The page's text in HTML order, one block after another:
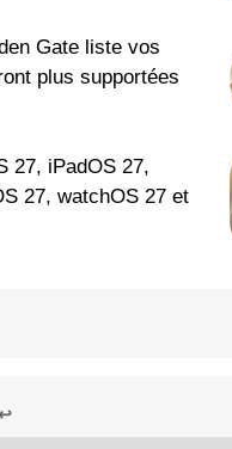
Gate liste vos
plus supportées
27, iPadOS 27,
27, watchOS 27 et